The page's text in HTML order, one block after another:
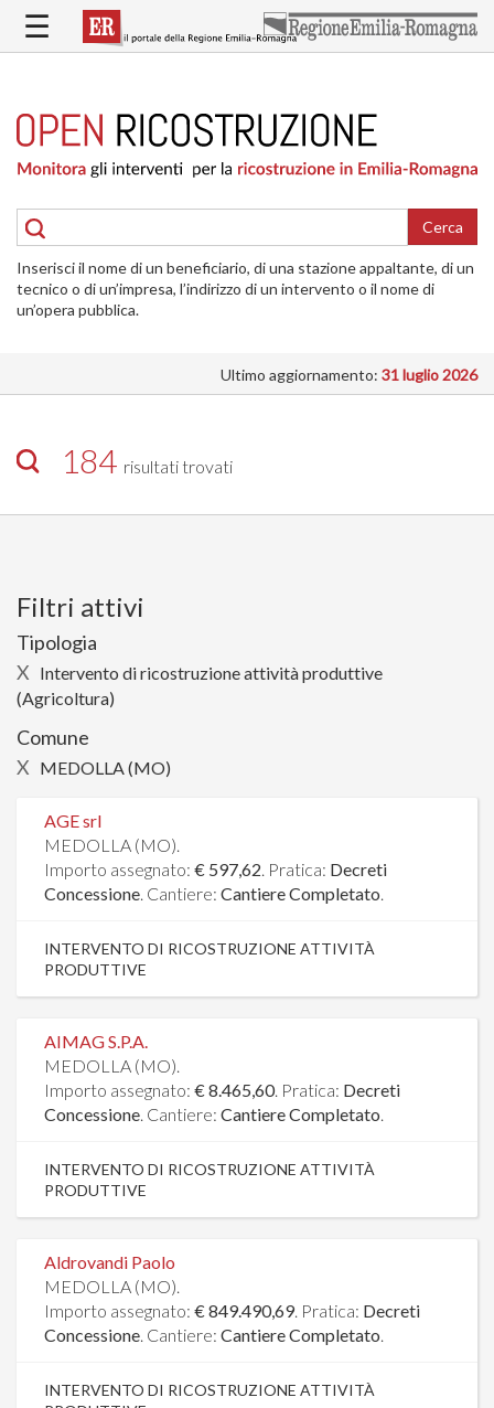
contenuto
RICOSTRUZIONE
PUBBLICA
DELLE
ABITAZIONI
RICOSTRUZIONE
ATTIVITÀ
INTERVENTI
SI
☰
Cerca
Inserisci il nome di un beneficiario, di una stazione appaltante, di un
tecnico o di un’impresa, l’indirizzo di un intervento o il nome di
un’opera pubblica.
Ultimo aggiornamento: 31 luglio 2026
184 risultati trovati
Filtri attivi
Tipologia
X Intervento di ricostruzione attività produttive
(Agricoltura)
Comune
X MEDOLLA (MO)
AGE srl
MEDOLLA (MO).
Importo assegnato: € 597,62. Pratica: Decreti
Concessione. Cantiere: Cantiere Completato.
INTERVENTO DI RICOSTRUZIONE ATTIVITÀ
PRODUTTIVE
AIMAG S.P.A.
MEDOLLA (MO).
Importo assegnato: € 8.465,60. Pratica: Decreti
Concessione. Cantiere: Cantiere Completato.
INTERVENTO DI RICOSTRUZIONE ATTIVITÀ
PRODUTTIVE
Aldrovandi Paolo
MEDOLLA (MO).
Importo assegnato: € 849.490,69. Pratica: Decreti
Concessione. Cantiere: Cantiere Completato.
INTERVENTO DI RICOSTRUZIONE ATTIVITÀ